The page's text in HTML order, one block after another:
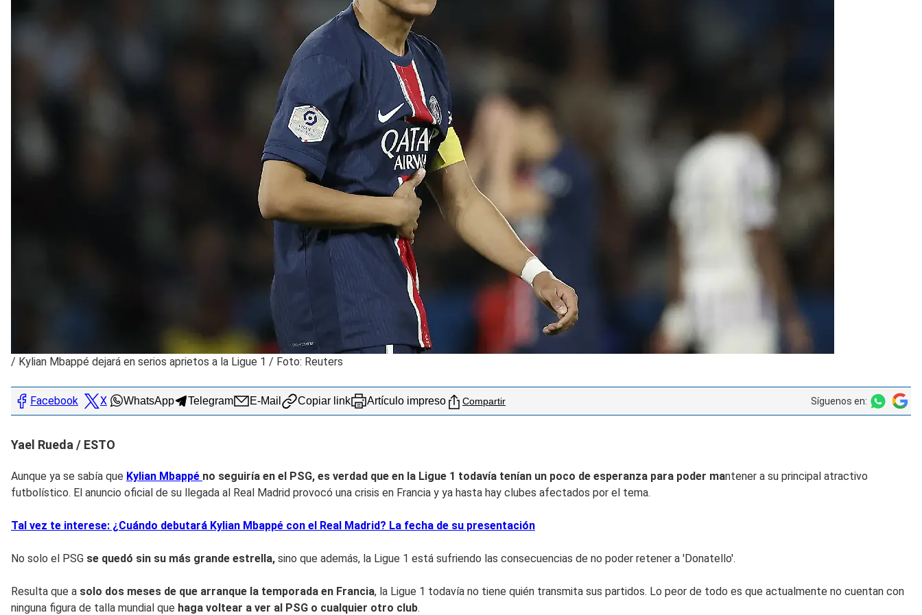
/ Kylian Mbappé dejará en serios aprietos a la Ligue 1 / Foto: Reuters
Facebook X WhatsApp Telegram E-Mail Copiar link Artículo impreso Compartir Síguenos en:
Yael Rueda / ESTO
Aunque ya se sabía que Kylian Mbappé no seguiría en el PSG, es verdad que en la Ligue 1 todavía tenían un poco de esperanza para poder mantener a su principal atractivo
futbolístico. El anuncio oficial de su llegada al Real Madrid provocó una crisis en Francia y ya hasta hay clubes afectados por el tema.
Tal vez te interese: ¿Cuándo debutará Kylian Mbappé con el Real Madrid? La fecha de su presentación
No solo el PSG se quedó sin su más grande estrella, sino que además, la Ligue 1 está sufriendo las consecuencias de no poder retener a 'Donatello'.
Resulta que a solo dos meses de que arranque la temporada en Francia, la Ligue 1 todavía no tiene quién transmita sus partidos. Lo peor de todo es que actualmente no cuentan con
ninguna figura de talla mundial que haga voltear a ver al PSG o cualquier otro club.